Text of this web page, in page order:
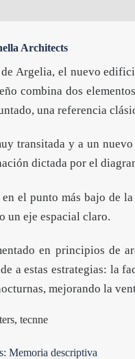
Architects
Argelia, el nuevo
combina dos
una referencia
transitada y a un
dictada por el
el punto más bajo de
un eje espacial claro.
en principios de
a estas estrategias: la
mejorando la
Memoria descriptiva